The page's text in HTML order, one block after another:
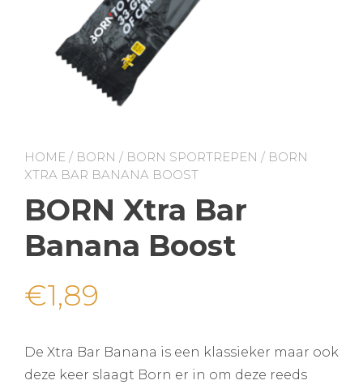
HOME / BORN / BORN SPORTREPEN / BORN
XTRA BAR BANANA BOOST
BORN Xtra Bar
Banana Boost
€1,89
De Xtra Bar Banana is een klassieker maar ook
deze keer slaagt Born er in om deze reeds